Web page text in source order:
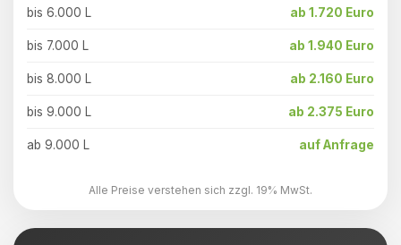
bis 6.000 L ab 1.720 Euro
bis 7.000 L ab 1.940 Euro
bis 8.000 L ab 2.160 Euro
bis 9.000 L ab 2.375 Euro
ab 9.000 L auf Anfrage
Alle Preise verstehen sich zzgl. 19% MwSt.